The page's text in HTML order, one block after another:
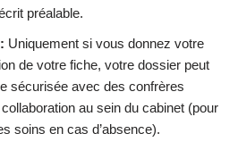
préalable.
Uniquement si vous donnez votre
de votre fiche, votre dossier peut
sécurisée avec des confrères
au sein du cabinet (pour
soins en cas d’absence).